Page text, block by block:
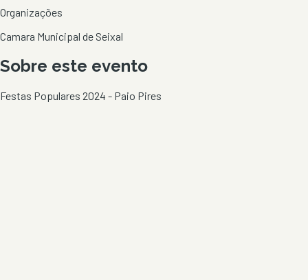
Organizações
Camara Municipal de Seixal
Sobre este evento
Festas Populares 2024 - Paio Pires